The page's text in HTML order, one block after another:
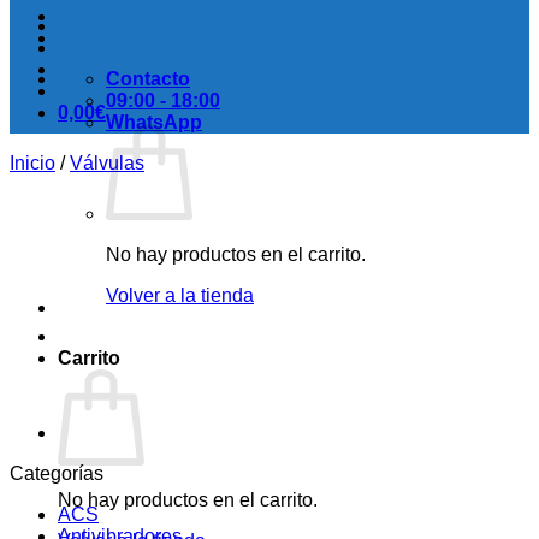
0,00€
No hay productos en el carrito.
Volver a la tienda
Carrito
No hay productos en el carrito.
Contacto
09:00 - 18:00
WhatsApp
Inicio / Válvulas
Categorías
ACS